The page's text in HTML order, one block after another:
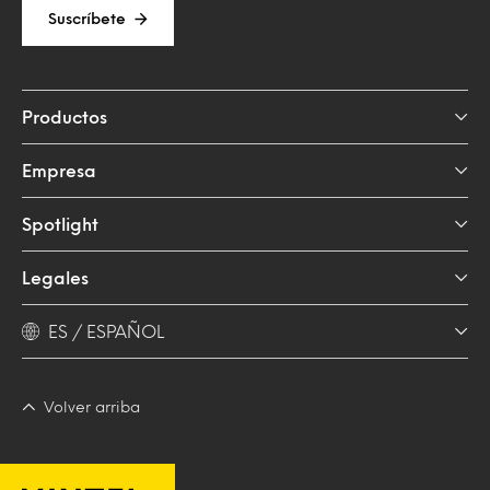
Suscríbete
Productos
Empresa
Spotlight
Legales
ES / ESPAÑOL
Volver arriba